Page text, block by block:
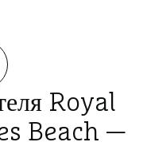
Royal
Beach —